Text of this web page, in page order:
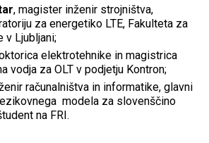
, magister inženir strojništva,
za energetiko LTE, Fakulteta za
v Ljubljani;
elektrotehnike in magistrica
vodja za OLT v podjetju Kontron;
računalništva in informatike, glavni
modela za slovenščino
na FRI.